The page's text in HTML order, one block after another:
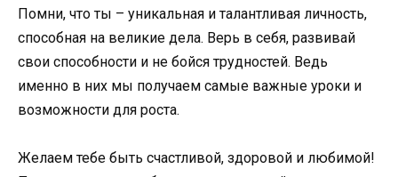
Помни, что ты – уникальная и талантливая личность,
способная на великие дела. Верь в себя, развивай
свои способности и не бойся трудностей. Ведь
именно в них мы получаем самые важные уроки и
возможности для роста.
Желаем тебе быть счастливой, здоровой и любимой!